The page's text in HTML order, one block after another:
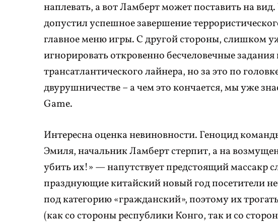
наплевать, а вот Ламберт может поставить на
допустил успешное завершение
главное меню игры. С другой стороны, слишком
игнорировать откровенно бесчеловечные
трансатлантического лайнера, но за это по
двурушничестве – а чем это кончается, мы уже
Game.
Интересна оценка невиновности. Геноцид
Эмиля, начальник Ламберт стерпит, а на
убить их!» — напутствует предстоящий массакр
празднующие китайский новый год посетители
под категорию «гражданский», поэтому их
(как со стороны республики Конго, так и со